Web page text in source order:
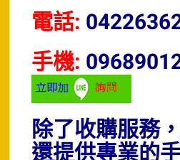
電話:
手機:
除了收購服務
還提供專業的